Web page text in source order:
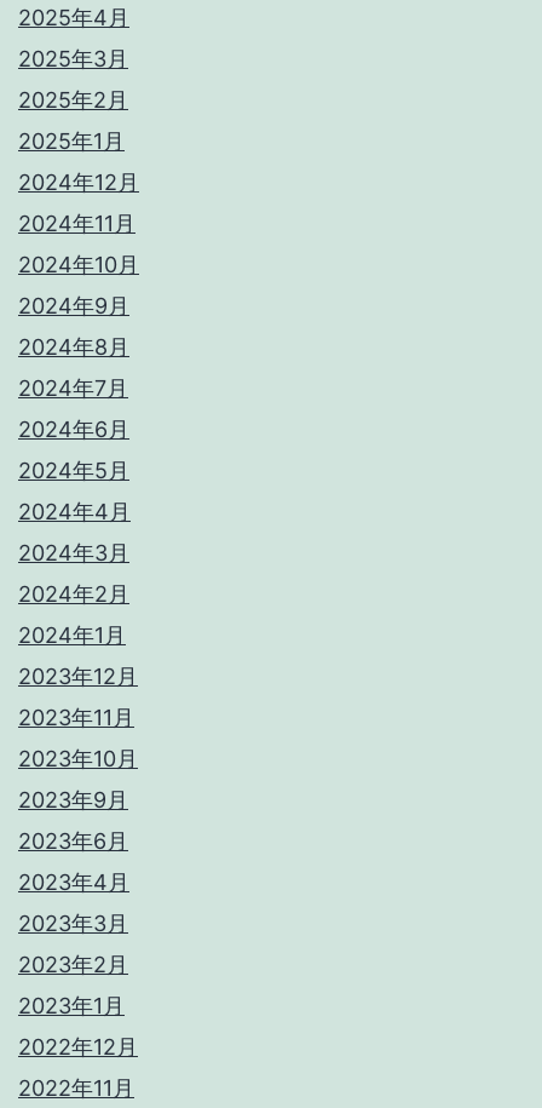
2025年4月
2025年3月
2025年2月
2025年1月
2024年12月
2024年11月
2024年10月
2024年9月
2024年8月
2024年7月
2024年6月
2024年5月
2024年4月
2024年3月
2024年2月
2024年1月
2023年12月
2023年11月
2023年10月
2023年9月
2023年6月
2023年4月
2023年3月
2023年2月
2023年1月
2022年12月
2022年11月